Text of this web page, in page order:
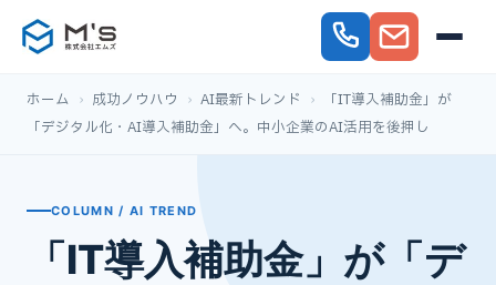
ホーム › 成功ノウハウ › AI最新トレンド ›
「IT導入補助金」が
「デジタル化・AI導入補助金」へ。中小企業のAI活用を後押し
COLUMN / AI TREND
「IT導入補助金」が「デ